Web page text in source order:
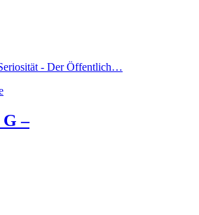
- Der Öffentlich…
–